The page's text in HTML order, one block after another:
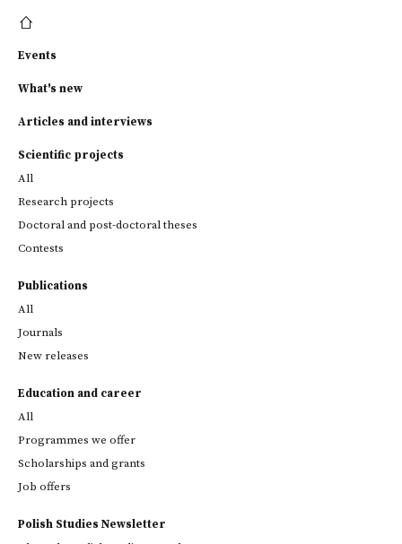
Events
What's new
Articles and interviews
Scientific projects
All
Research projects
Doctoral and post-doctoral theses
Contests
Publications
All
Journals
New releases
Education and career
All
Programmes we offer
Scholarships and grants
Job offers
Polish Studies Newsletter